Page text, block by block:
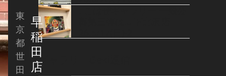
ギャラリーGeki通信
東
京
都
世
田
早
稲
田
店